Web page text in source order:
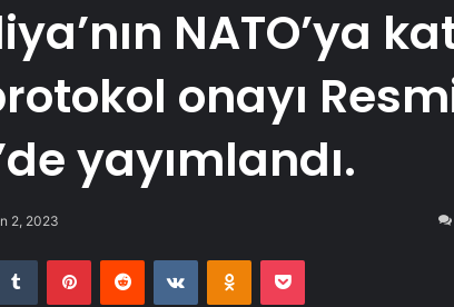
NATO’ya
onayı
yayımlandı.
2, 2023
Tumblr PinterestReddit VKontakteOdnoklassniki
Pocket